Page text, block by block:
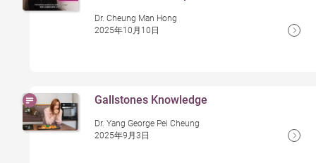
Dr. Cheung Man Hong
2025年10月10日
Gallstones Knowledge
Dr. Yang George Pei Cheung
2025年9月3日